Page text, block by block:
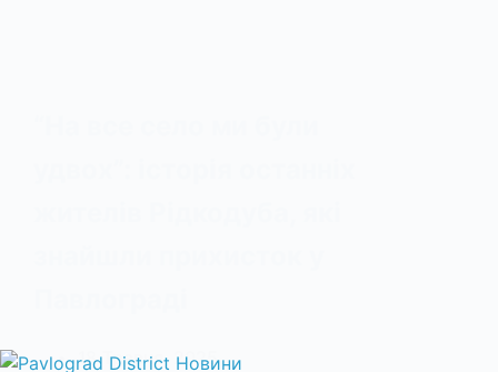
18 Травня, 2025